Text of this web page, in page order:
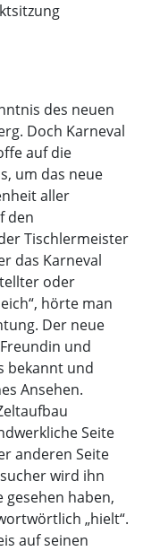
des neuen
Doch Karneval
auf die
um das neue
aller
den
Tischlermeister
das Karneval
oder
hörte man
Der neue
und
bekannt und
Ansehen.
Seite
anderen Seite
wird ihn
gesehen haben,
„hielt“.
auf seinen